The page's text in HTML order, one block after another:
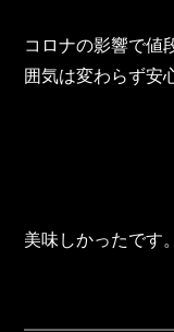
株式会社 東邦ホー
株式会社 ワールド
コロナの影響で値
囲気は変わらず安
美味しかったです。